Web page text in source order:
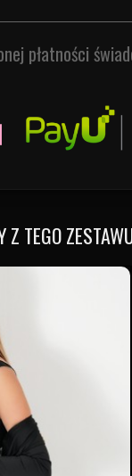
płatności
Z TEGO